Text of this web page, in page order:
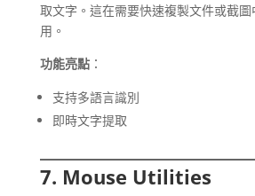
取文字。這在需要快速複製文件或截
用。
功能亮點：
支持多語言識別
即時文字提取
7. Mouse Utilities